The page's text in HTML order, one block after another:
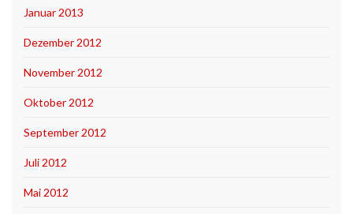
Januar 2013
Dezember 2012
November 2012
Oktober 2012
September 2012
Juli 2012
Mai 2012